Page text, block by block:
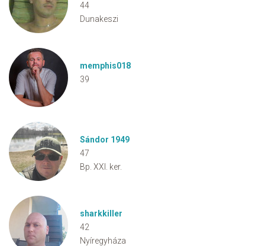
44
Dunakeszi
memphis018
39
Sándor 1949
47
Bp. XXI. ker.
sharkkiller
42
Nyíregyháza